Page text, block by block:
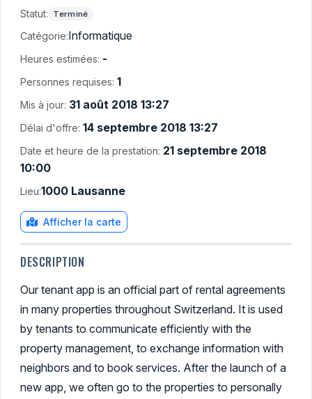
Statut: Terminé
Catégorie:Informatique
Heures estimées: -
Personnes requises: 1
Mis à jour: 31 août 2018 13:27
Délai d'offre: 14 septembre 2018 13:27
Date et heure de la prestation: 21 septembre 2018
10:00
Lieu:1000 Lausanne
Afficher la carte
DESCRIPTION
Our tenant app is an official part of rental agreements
in many properties throughout Switzerland. It is used
by tenants to communicate efficiently with the
property management, to exchange information with
neighbors and to book services. After the launch of a
new app, we often go to the properties to personally